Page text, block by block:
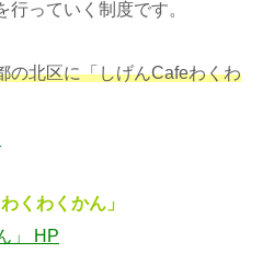
行っていく制度です。
の北区に「しげんCafeわくわ
くわくかん」
」 HP